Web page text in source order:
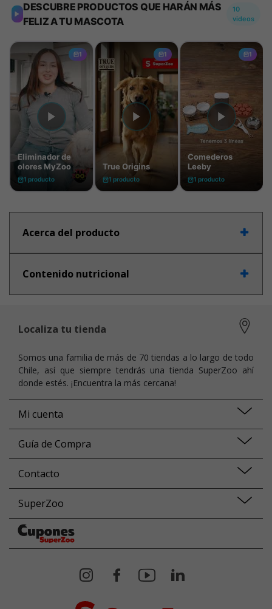
Acerca del producto
Contenido nutricional
Localiza tu tienda
Somos una familia de más de 70 tiendas a lo largo de todo
Chile, así que siempre tendrás una tienda SuperZoo ahí
donde estés. ¡Encuentra la más cercana!
Mi cuenta
Guía de Compra
Contacto
SuperZoo